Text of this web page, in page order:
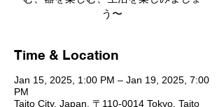
う〜
Time & Location
Jan 15, 2025, 1:00 PM – Jan 19, 2025, 7:00
PM
Taito City, Japan, 〒110-0014 Tokyo, Taito